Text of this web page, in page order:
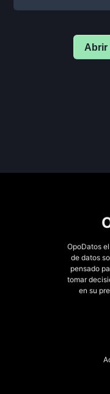
Abrir
OpoDatos
de datos
pensado
tomar
en su